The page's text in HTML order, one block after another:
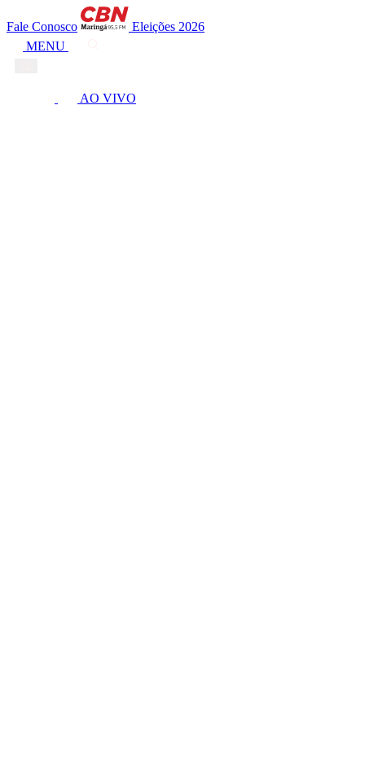
Fale Conosco
Eleições 2026
MENU
AO VIVO